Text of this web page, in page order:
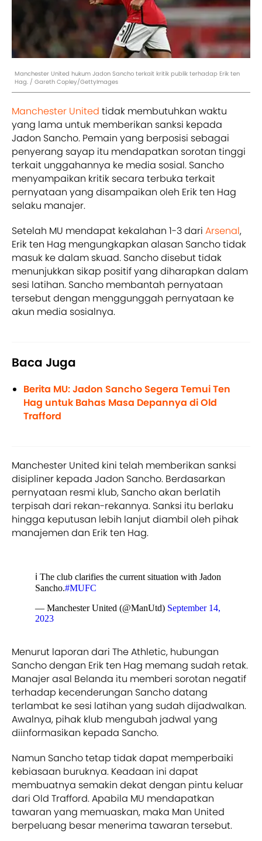
Manchester United hukum Jadon Sancho terkait kritik publik terhadap Erik ten
Hag. / Gareth Copley/GettyImages
Manchester United tidak membutuhkan waktu
yang lama untuk memberikan sanksi kepada
Jadon Sancho. Pemain yang berposisi sebagai
penyerang sayap itu mendapatkan sorotan tinggi
terkait unggahannya ke media sosial. Sancho
menyampaikan kritik secara terbuka terkait
pernyataan yang disampaikan oleh Erik ten Hag
selaku manajer.
Setelah MU mendapat kekalahan 1-3 dari Arsenal,
Erik ten Hag mengungkapkan alasan Sancho tidak
masuk ke dalam skuad. Sancho disebut tidak
menunjukkan sikap positif yang diharapkan dalam
sesi latihan. Sancho membantah pernyataan
tersebut dengan menggunggah pernyataan ke
akun media sosialnya.
Baca Juga
Berita MU: Jadon Sancho Segera Temui Ten
Hag untuk Bahas Masa Depannya di Old
Trafford
Manchester United kini telah memberikan sanksi
disipliner kepada Jadon Sancho. Berdasarkan
pernyataan resmi klub, Sancho akan berlatih
terpisah dari rekan-rekannya. Sanksi itu berlaku
hingga keputusan lebih lanjut diambil oleh pihak
manajemen dan Erik ten Hag.
ℹ️ The club clarifies the current situation with Jadon
Sancho.#MUFC
— Manchester United (@ManUtd) September 14,
2023
Menurut laporan dari The Athletic, hubungan
Sancho dengan Erik ten Hag memang sudah retak.
Manajer asal Belanda itu memberi sorotan negatif
terhadap kecenderungan Sancho datang
terlambat ke sesi latihan yang sudah dijadwalkan.
Awalnya, pihak klub mengubah jadwal yang
diinformasikan kepada Sancho.
Namun Sancho tetap tidak dapat memperbaiki
kebiasaan buruknya. Keadaan ini dapat
membuatnya semakin dekat dengan pintu keluar
dari Old Trafford. Apabila MU mendapatkan
tawaran yang memuaskan, maka Man United
berpeluang besar menerima tawaran tersebut.